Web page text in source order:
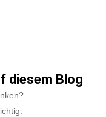
diesem Blog